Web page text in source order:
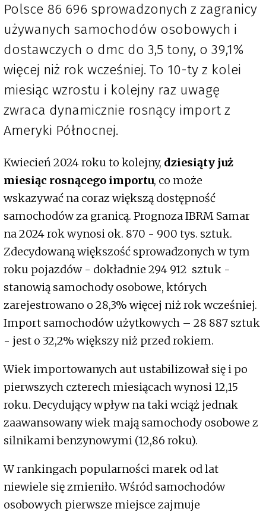
Polsce 86 696 sprowadzonych z zagranicy
używanych samochodów osobowych i
dostawczych o dmc do 3,5 tony, o 39,1%
więcej niż rok wcześniej. To 10-ty z kolei
miesiąc wzrostu i kolejny raz uwagę
zwraca dynamicznie rosnący import z
Ameryki Północnej.
Kwiecień 2024 roku to kolejny, dziesiąty już
miesiąc rosnącego importu, co może
wskazywać na coraz większą dostępność
samochodów za granicą. Prognoza IBRM Samar
na 2024 rok wynosi ok. 870 - 900 tys. sztuk.
Zdecydowaną większość sprowadzonych w tym
roku pojazdów - dokładnie 294 912 sztuk -
stanowią samochody osobowe, których
zarejestrowano o 28,3% więcej niż rok wcześniej.
Import samochodów użytkowych – 28 887 sztuk
- jest o 32,2% większy niż przed rokiem.
Wiek importowanych aut ustabilizował się i po
pierwszych czterech miesiącach wynosi 12,15
roku. Decydujący wpływ na taki wciąż jednak
zaawansowany wiek mają samochody osobowe z
silnikami benzynowymi (12,86 roku).
W rankingach popularności marek od lat
niewiele się zmieniło. Wśród samochodów
osobowych pierwsze miejsce zajmuje